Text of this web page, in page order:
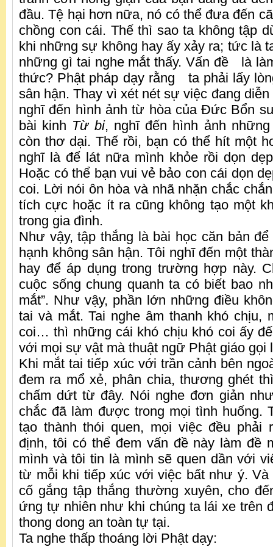
đầu. Tệ hại hơn nữa, nó có thể đưa đến
chồng con cái. Thế thì sao ta không tập
khi những sự không hay ấy xảy ra; tức là
những gì tai nghe mắt thấy. Vấn đề là
thức? Phật pháp dạy rằng ta phải lấy
sân hận. Thay vì xét nét sự việc đang
nghĩ đến hình ảnh từ hòa của Đức Bổn
bài kinh Từ bi, nghĩ đến hình ảnh
còn thơ dại. Thế rồi, bạn có thể hít một
nghĩ là để lát nữa mình khỏe rồi dọn
Hoặc có thể bạn vui vẻ bảo con cái dọn
coi. Lời nói ôn hòa và nhã nhặn chắc
tích cực hoặc ít ra cũng không tạo một
trong gia đình.
Như vậy, tập thắng là bài học căn bản
hạnh không sân hận. Tôi nghĩ đến một
hay để áp dụng trong trường hợp này.
cuộc sống chung quanh ta có biết bao
mắt”. Như vậy, phần lớn những điều
tai và mắt. Tai nghe âm thanh khó chịu,
coi… thì những cái khó chịu khó coi ấy
với mọi sự vật mà thuật ngữ Phật giáo gọi
Khi mắt tai tiếp xúc với trần cảnh bên
đem ra mổ xẻ, phân chia, thương ghét
chấm dứt từ đây. Nói nghe đơn giản
chắc đã làm được trong mọi tình huống.
tạo thành thói quen, mọi việc đều phải
định, tôi có thể đem vấn đề này làm đề
mình và tôi tin là mình sẽ quen dần với
từ mỗi khi tiếp xúc với việc bất như ý.
cố gắng tập thắng thường xuyên, cho
ứng tự nhiên như khi chúng ta lái xe trên
thong dong an toàn tự tại.
Ta nghe thấp thoáng lời Phật dạy: